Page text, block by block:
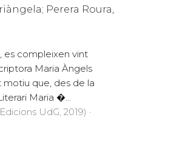
Perera Roura,
es compleixen vint
Maria Àngels
motiu que, des de la
Maria �...
UdG, 2019) ·